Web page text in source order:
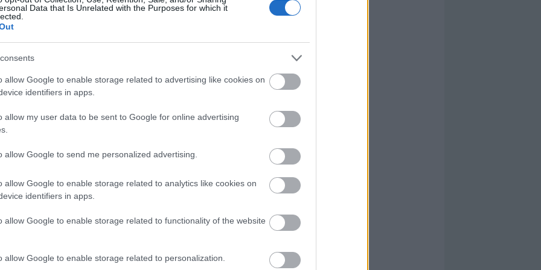
Data that Is Unrelated with the Purposes for which it
allow Google to enable storage related to advertising like cookies on
identifiers in apps.
allow my user data to be sent to Google for online advertising
allow Google to send me personalized advertising.
allow Google to enable storage related to analytics like cookies on
identifiers in apps.
allow Google to enable storage related to functionality of the website
allow Google to enable storage related to personalization.
& cía?
enero 2024 PorJesus Gallo|
jugadores se perderán la jornada 21 de LaLiga 23/24 al
reemplazarán en sus respectivos equipos?
comprar! Cuatro triunfadores de la jornada 17
diciembre 2023 PorJesus Gallo
17. Estos cuatro jugadores podrían subir de precio en los
días.